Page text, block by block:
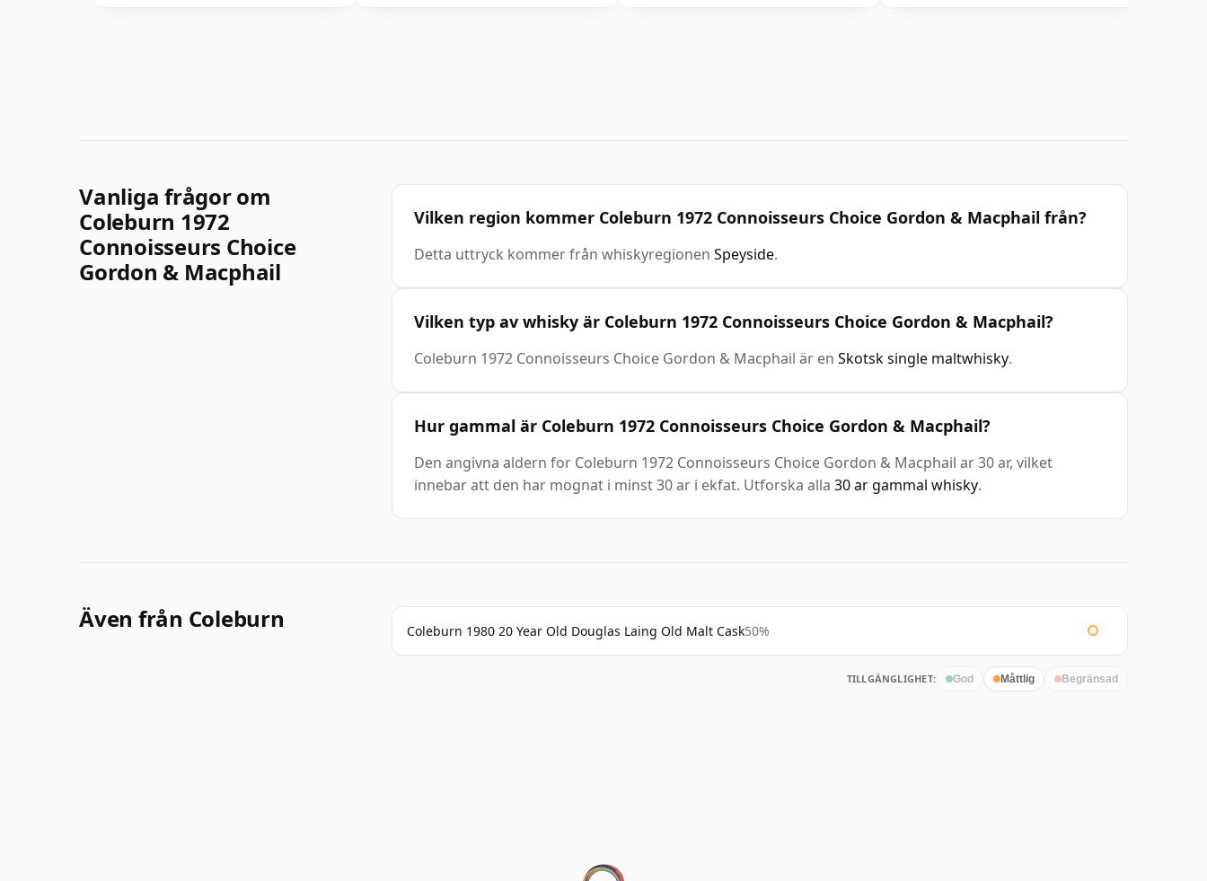
Vanliga frågor om
Coleburn 1972
Connoisseurs Choice
Gordon & Macphail
Vilken region kommer Coleburn 1972 Connoisseurs Choice Gordon & Macphail från?
Detta uttryck kommer från whiskyregionen Speyside.
Vilken typ av whisky är Coleburn 1972 Connoisseurs Choice Gordon & Macphail?
Coleburn 1972 Connoisseurs Choice Gordon & Macphail är en Skotsk single maltwhisky.
Hur gammal är Coleburn 1972 Connoisseurs Choice Gordon & Macphail?
Den angivna aldern for Coleburn 1972 Connoisseurs Choice Gordon & Macphail ar 30 ar, vilket
innebar att den har mognat i minst 30 ar i ekfat. Utforska alla 30 ar gammal whisky.
Även från Coleburn Coleburn 1980 20 Year Old Douglas Laing Old Malt Cask50%
TILLGÄNGLIGHET: God Måttlig Begränsad